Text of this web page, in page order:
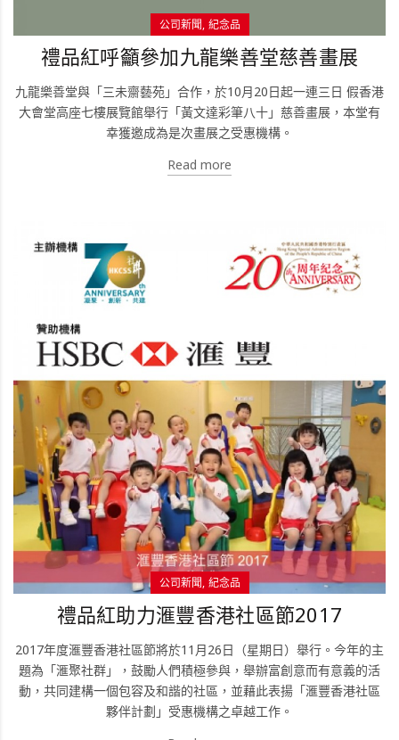
公司新聞 紀念品
禮品紅呼籲參加九龍樂善堂慈善畫展
九龍樂善堂與「三未齋藝苑」合作，於10月20日起一連三日 假香港
大會堂高座七樓展覽館舉行「黃文達彩筆八十」慈善畫展，本堂有
幸獲邀成為是次畫展之受惠機構。
Read more
公司新聞 紀念品
禮品紅助力滙豐香港社區節2017
2017年度滙豐香港社區節將於11月26日（星期日）舉行。今年的主
題為「滙聚社群」，鼓勵人們積極參與，舉辦富創意而有意義的活
動，共同建構一個包容及和諧的社區，並藉此表揚「滙豐香港社區
夥伴計劃」受惠機構之卓越工作。